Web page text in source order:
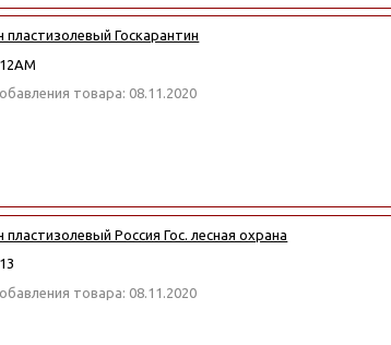
Госкарантин
товара: 08.11.2020
Россия Гос. лесная охрана
товара: 08.11.2020